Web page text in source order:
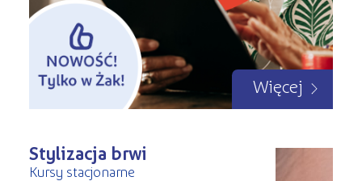
Więcej
Stylizacja brwi
Kursy stacjonarne